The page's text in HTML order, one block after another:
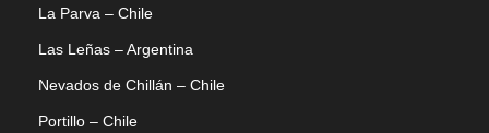
La Parva – Chile
Las Leñas – Argentina
Nevados de Chillán – Chile
Portillo – Chile